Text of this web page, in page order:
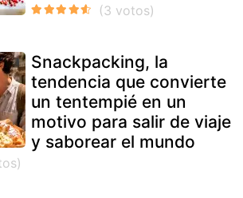
Snackpacking, la
tendencia que convierte
un tentempié en un
motivo para salir de viaje
y saborear el mundo